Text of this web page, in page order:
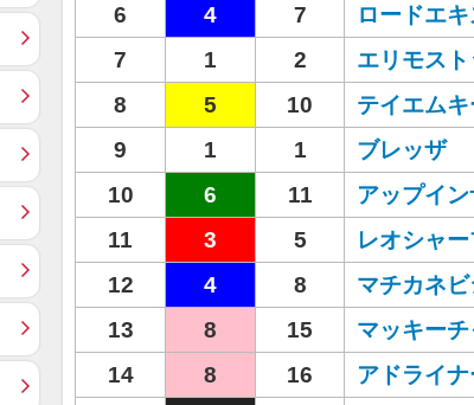
6
4 7 ロードエ
7
1 2 エリモス
8
5 10 テイエム
9
1 1 ブレッザ
10
6 11 アップイ
11
3 5 レオシャー
12
4 8 マチカネ
13
8 15 マッキー
14
8 16 アドライナ